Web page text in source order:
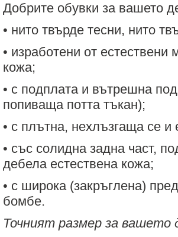
Добрите обувки за вашето
• нито твърде тесни, нито
• изработени от естествени
кожа;
• с подплата и вътрешна
попиваща потта тъкан);
• с плътна, нехлъзгаща се и
• със солидна задна част,
дебела естествена кожа;
• с широка (закръглена)
бомбе.
Точният размер за вашето